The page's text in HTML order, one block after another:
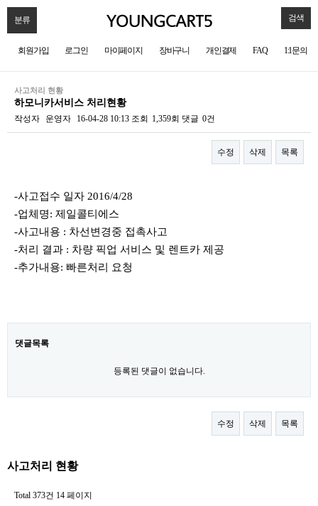
분류 검색
회원가입 로그인 마이페이지 장바구니 개인결제 FAQ 1:1문의
사고처리 현황
하모니카서비스 처리현황
작성자 운영자 16-04-28 10:13 조회 1,359회 댓글 0건
수정 삭제 목록
-사고접수 일자 2016/4/28
-업체명: 제일콜티에스
-사고내용 : 차선변경중 접촉사고
-처리 결과 : 차량 픽업 서비스 및 렌트카 제공
-추가내용: 빠른처리 요청
댓글목록
등록된 댓글이 없습니다.
수정 삭제 목록
사고처리 현황
Total 373건 14 페이지